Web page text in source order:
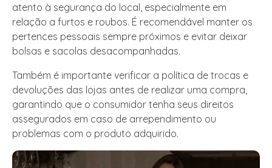
atento à segurança do local, especialmente em
relação a furtos e roubos. É recomendável manter os
pertences pessoais sempre próximos e evitar deixar
bolsas e sacolas desacompanhadas.
Também é importante verificar a política de trocas e
devoluções das lojas antes de realizar uma compra,
garantindo que o consumidor tenha seus direitos
assegurados em caso de arrependimento ou
problemas com o produto adquirido.